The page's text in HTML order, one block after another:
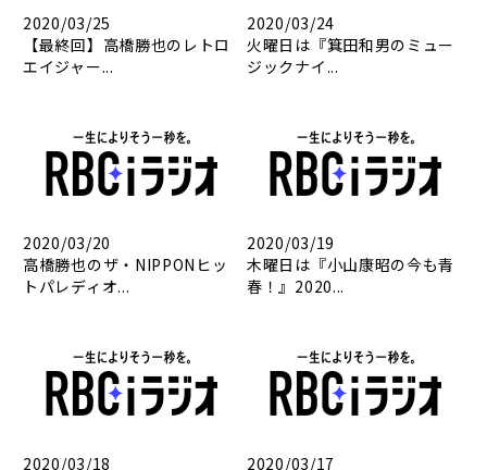
2020/03/25
【最終回】高橋勝也のレトロ
エイジャー...
2020/03/24
火曜日は『箕田和男のミュー
ジックナイ...
2020/03/20
高橋勝也のザ・NIPPONヒッ
トパレディオ...
2020/03/19
木曜日は『小山康昭の今も青
春！』2020...
2020/03/18 2020/03/17